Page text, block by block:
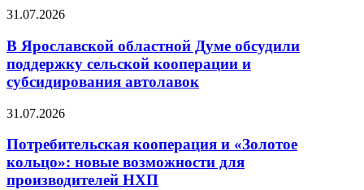
31.07.2026
В Ярославской областной Думе обсудили
поддержку сельской кооперации и
субсидирования автолавок
31.07.2026
Потребительская кооперация и «Золотое
кольцо»: новые возможности для
производителей НХП